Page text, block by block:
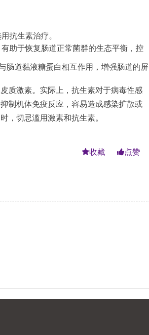
抗生素治疗。
助于恢复肠道正常菌群的生态平衡，控
肠道黏液糖蛋白相互作用，增强肠道的屏
质激素。实际上，抗生素对于病毒性感
制机体免疫反应，容易造成感染扩散或
，切忌滥用激素和抗生素。
收藏 点赞